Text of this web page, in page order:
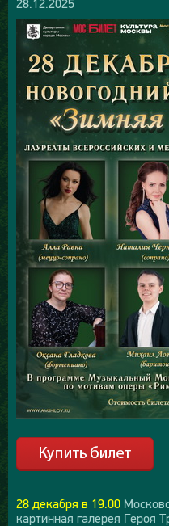
28.12.2025
28 декабря в 19.00
картинная галерея Героя